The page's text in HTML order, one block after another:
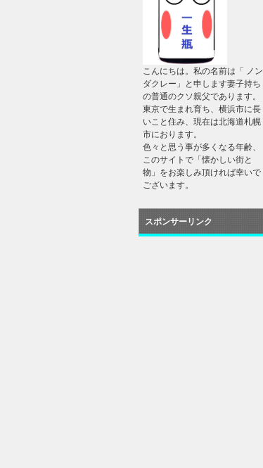
こんにちは。私の名前は「 ノン
ダクレー」と申します妻子持ち
の普通のクソ親父であります。
東京で生まれ育ち、横浜市に長
いこと住み、現在は北海道札幌
市におります。
色々と思う事が多くなる年齢、
このサイトで「懐かしい街と
物」をお楽しみ頂ければ幸いで
ございます。
スポンサーリンク